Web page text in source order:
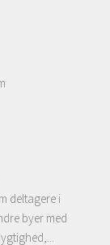
deltagere i
byer med